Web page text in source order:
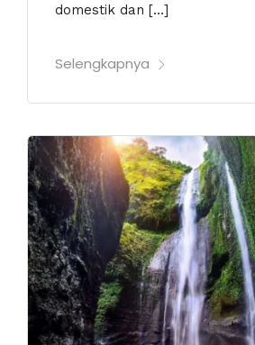
domestik dan […]
Selengkapnya